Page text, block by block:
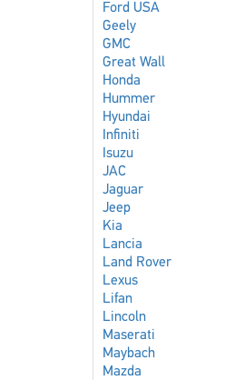
Ford USA
Geely
GMC
Great Wall
Honda
Hummer
Hyundai
Infiniti
Isuzu
JAC
Jaguar
Jeep
Kia
Lancia
Land Rover
Lexus
Lifan
Lincoln
Maserati
Maybach
Mazda